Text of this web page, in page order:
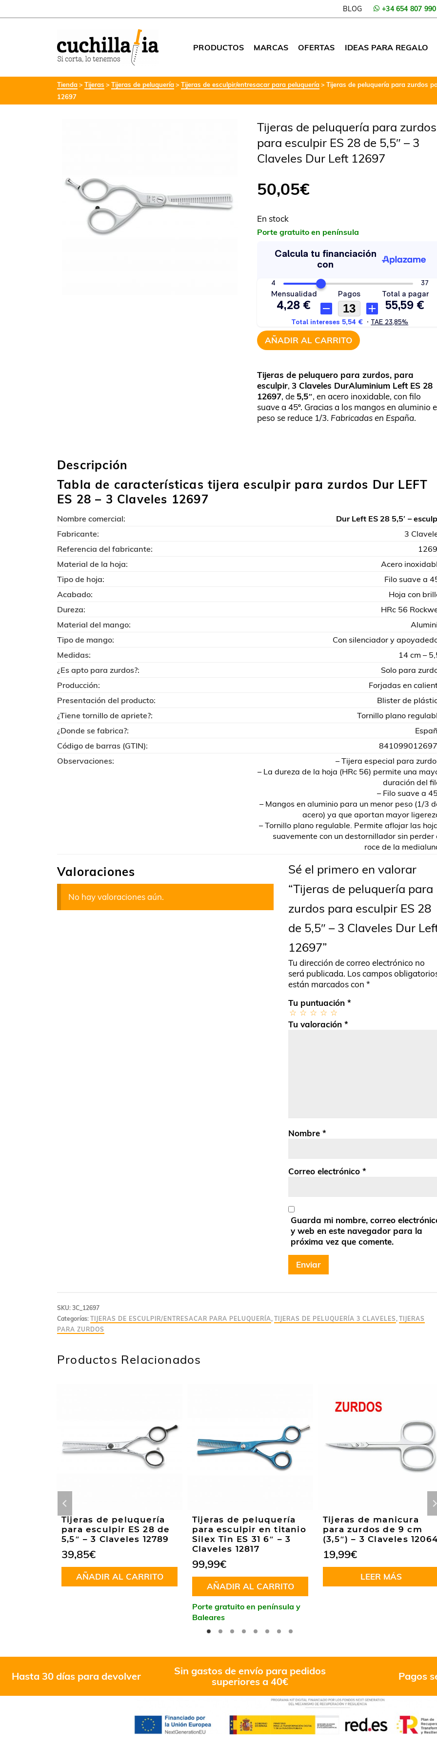
BLOG +34 654 807 990
PRODUCTOS MARCAS OFERTAS IDEAS PARA REGALO
Tienda Tijeras Tijeras de peluquería Tijeras de esculpir/entresacar para peluquería
Tijeras de peluquería para zurdos
12697
Tijeras de peluquería para zurdos
para esculpir ES 28 de 5,5″ – 3
Claveles Dur Left 12697
50,05€
En stock
Porte gratuito en península
AÑADIR AL CARRITO
Tijeras de peluquero para zurdos, para
esculpir,3 Claveles DurAluminium Left ES 28
12697, de 5,5″, en acero inoxidable, con filo
suave a 45º. Gracias a los mangos en aluminio
peso se reduce 1/3. Fabricadas en España.
Descripción
Tabla de características tijera esculpir para zurdos Dur LEFT
ES 28 – 3 Claveles 12697
Nombre comercial:
Dur Left ES 28 5,5′ –
Fabricante:
3
Referencia del fabricante:
Material de la hoja:
Acero
Tipo de hoja:
Filo suave a
Acabado:
Hoja con
Dureza:
HRc 56
Material del mango:
Tipo de mango:
Con silenciador y
Medidas:
14 cm –
¿Es apto para zurdos?:
Solo para
Producción:
Forjadas en
Presentación del producto:
Blister de
¿Tiene tornillo de apriete?:
Tornillo plano
¿Donde se fabrica?:
Código de barras (GTIN):
Observaciones:
– Tijera especial para
– La dureza de la hoja (HRc 56) permite una
duración del
– Filo suave a
– Mangos en aluminio para un menor peso (1/3
acero) ya que aportan mayor
– Tornillo plano regulable. Permite aflojar las
suavemente con un destornillador sin perder
roce de la
Valoraciones
No hay valoraciones aún.
Sé el primero en valorar
“Tijeras de peluquería para
zurdos para esculpir ES 28
de 5,5″ – 3 Claveles Dur
12697”
Tu dirección de correo electrónico no
será publicada. Los campos
están marcados con *
Tu puntuación *
Tu valoración *
Nombre *
Correo electrónico *
Guarda mi nombre, correo
y web en este navegador para la
próxima vez que comente.
SKU: 3C_12697
Categorías: TIJERAS DE ESCULPIR/ENTRESACAR PARA PELUQUERÍA, TIJERAS DE PELUQUERÍA 3 CLAVELES, TIJERAS
PARA ZURDOS
Productos Relacionados
Tijeras de peluquería
para esculpir ES 28 de
5,5″ – 3 Claveles 12789
39,85€
AÑADIR AL CARRITO
Tijeras de peluquería
para esculpir en titanio
Silex Tin ES 31 6″ – 3
Claveles 12817
99,99€
AÑADIR AL CARRITO
Porte gratuito en península y
Baleares
Tijeras de manicura
para zurdos de 9 cm
(3,5″) – 3 Claveles
19,99€
LEER MÁS
Hasta 30 días para devolver
Sin gastos de envío para pedidos
superiores a 40€
Pagos